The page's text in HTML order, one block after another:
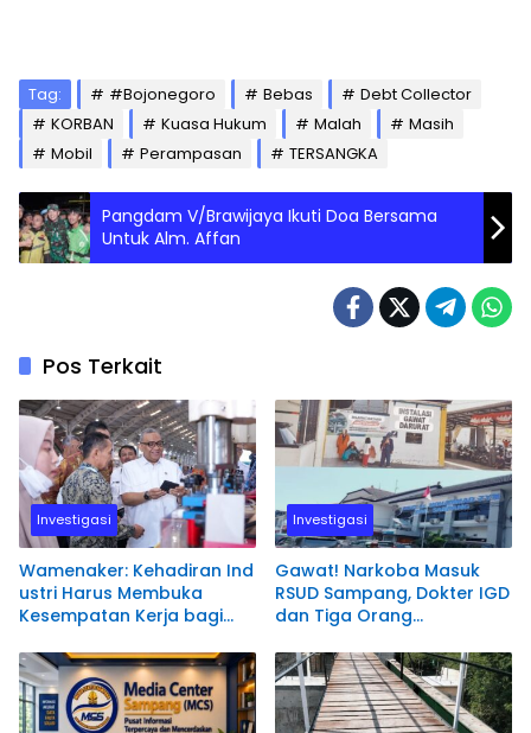
Tag: #Bojonegoro Bebas
Debt Collector
KORBAN
Kuasa Hukum Malah
Masih
Mobil
Perampasan TERSANGKA
Pangdam V/Brawijaya Ikuti Doa Bersama
Untuk Alm. Affan
Pos Terkait
Investigasi
Wamenaker: Kehadiran Ind
ustri Harus Membuka
Kesempatan Kerja bagi
Investigasi
Gawat! Narkoba Masuk
RSUD Sampang, Dokter IGD
dan Tiga Orang